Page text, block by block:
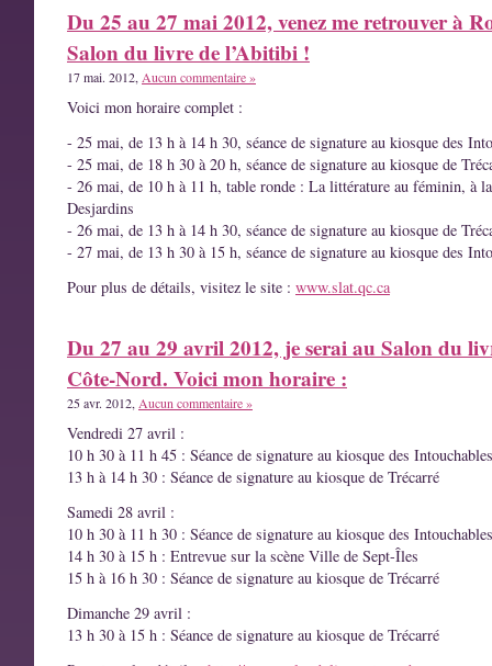
Du 25 au 27 mai 2012, venez me retrouver à
Salon du livre de l’Abitibi !
17 mai. 2012, Aucun commentaire »
Voici mon horaire complet :
- 25 mai, de 13 h à 14 h 30, séance de signature au kiosque des
- 25 mai, de 18 h 30 à 20 h, séance de signature au kiosque de
- 26 mai, de 10 h à 11 h, table ronde : La littérature au féminin, à
Desjardins
- 26 mai, de 13 h à 14 h 30, séance de signature au kiosque de
- 27 mai, de 13 h 30 à 15 h, séance de signature au kiosque des
Pour plus de détails, visitez le site : www.slat.qc.ca
Du 27 au 29 avril 2012, je serai au Salon du
Côte-Nord. Voici mon horaire :
25 avr. 2012, Aucun commentaire »
Vendredi 27 avril :
10 h 30 à 11 h 45 : Séance de signature au kiosque des Intouchables
13 h à 14 h 30 : Séance de signature au kiosque de Trécarré
Samedi 28 avril :
10 h 30 à 11 h 30 : Séance de signature au kiosque des Intouchables
14 h 30 à 15 h : Entrevue sur la scène Ville de Sept-Îles
15 h à 16 h 30 : Séance de signature au kiosque de Trécarré
Dimanche 29 avril :
13 h 30 à 15 h : Séance de signature au kiosque de Trécarré